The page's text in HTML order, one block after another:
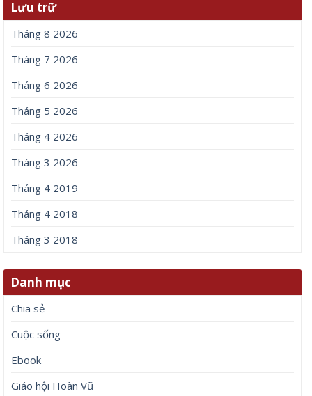
Lưu trữ
Tháng 8 2026
Tháng 7 2026
Tháng 6 2026
Tháng 5 2026
Tháng 4 2026
Tháng 3 2026
Tháng 4 2019
Tháng 4 2018
Tháng 3 2018
Danh mục
Chia sẻ
Cuộc sống
Ebook
Giáo hội Hoàn Vũ